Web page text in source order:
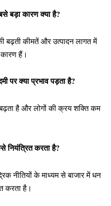
बड़ा कारण क्या है?
बढ़ती कीमतें और उत्पादन लागत में
हैं।
पर क्या प्रभाव पड़ता है?
है और लोगों की क्रय शक्ति कम
नियंत्रित करता है?
नीतियों के माध्यम से बाजार में धन
करता है।